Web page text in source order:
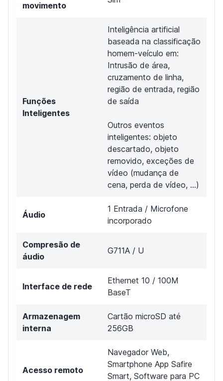
movimento
Funções
Inteligentes
Inteligência artificial
baseada na classificação
homem-veículo em:
Intrusão de área,
cruzamento de linha,
região de entrada, região
de saída
Outros eventos
inteligentes: objeto
descartado, objeto
removido, exceções de
vídeo (mudança de
cena, perda de vídeo, ...)
Áudio
1 Entrada / Microfone
incorporado
Compresão de
áudio
G711A / U
Interface de rede
Ethernet 10 / 100M
BaseT
Armazenagem
interna
Cartão microSD até
256GB
Acesso remoto
Navegador Web,
Smartphone App Safire
Smart, Software para PC